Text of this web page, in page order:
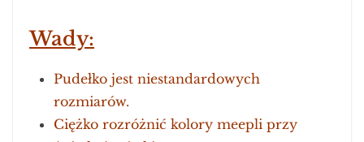
Wady:
Pudełko jest niestandardowych
rozmiarów.
Ciężko rozróżnić kolory meepli przy